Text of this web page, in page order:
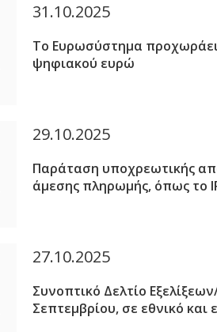
31.10.2025
Το Ευρωσύστημα
ψηφιακού ευρώ
29.10.2025
Παράταση υποχρεωτικής
άμεσης πληρωμής, όπως το
27.10.2025
Συνοπτικό Δελτίο
Σεπτεμβρίου, σε εθνικό